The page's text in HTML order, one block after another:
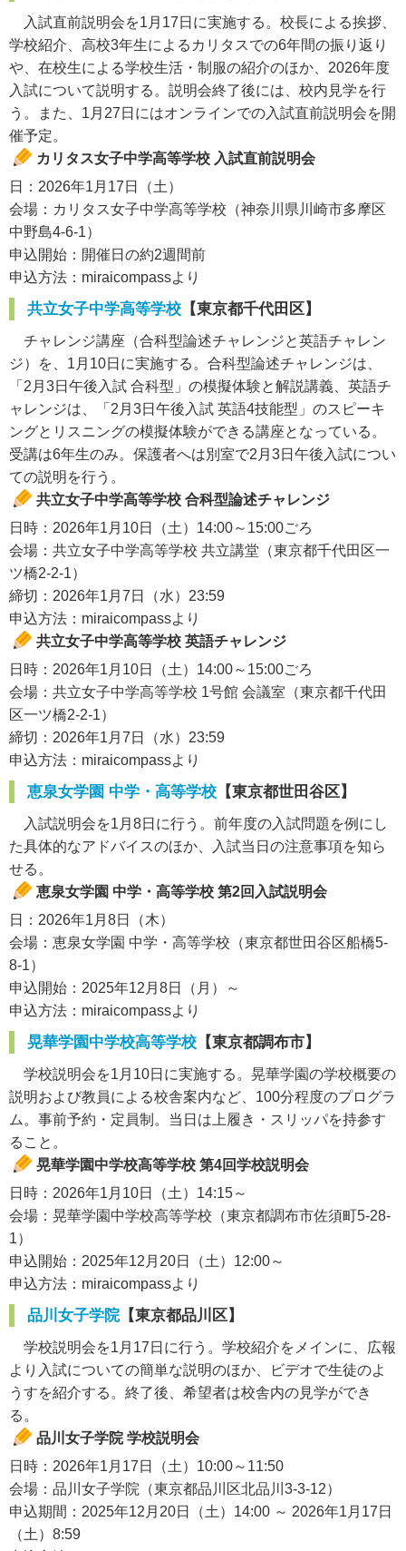
入試直前説明会を1月17日に実施する。校長による挨拶、
学校紹介、高校3年生によるカリタスでの6年間の振り返り
や、在校生による学校生活・制服の紹介のほか、2026年度
入試について説明する。説明会終了後には、校内見学を行
う。また、1月27日にはオンラインでの入試直前説明会を開
催予定。
カリタス女子中学高等学校 入試直前説明会
日：2026年1月17日（土）
会場：カリタス女子中学高等学校（神奈川県川崎市多摩区
中野島4-6-1）
申込開始：開催日の約2週間前
申込方法：miraicompassより
共立女子中学高等学校 【東京都千代田区】
チャレンジ講座（合科型論述チャレンジと英語チャレン
ジ）を、1月10日に実施する。合科型論述チャレンジは、
「2月3日午後入試 合科型」の模擬体験と解説講義、英語チ
ャレンジは、「2月3日午後入試 英語4技能型」のスピーキ
ングとリスニングの模擬体験ができる講座となっている。
受講は6年生のみ。保護者へは別室で2月3日午後入試につい
ての説明を行う。
共立女子中学高等学校 合科型論述チャレンジ
日時：2026年1月10日（土）14:00～15:00ごろ
会場：共立女子中学高等学校 共立講堂（東京都千代田区一
ツ橋2-2-1）
締切：2026年1月7日（水）23:59
申込方法：miraicompassより
共立女子中学高等学校 英語チャレンジ
日時：2026年1月10日（土）14:00～15:00ごろ
会場：共立女子中学高等学校 1号館 会議室（東京都千代田
区一ツ橋2-2-1）
締切：2026年1月7日（水）23:59
申込方法：miraicompassより
恵泉女学園 中学・高等学校 【東京都世田谷区】
入試説明会を1月8日に行う。前年度の入試問題を例にし
た具体的なアドバイスのほか、入試当日の注意事項を知ら
せる。
恵泉女学園 中学・高等学校 第2回入試説明会
日：2026年1月8日（木）
会場：恵泉女学園 中学・高等学校（東京都世田谷区船橋5-
8-1）
申込開始：2025年12月8日（月）～
申込方法：miraicompassより
晃華学園中学校高等学校 【東京都調布市】
学校説明会を1月10日に実施する。晃華学園の学校概要の
説明および教員による校舎案内など、100分程度のプログラ
ム。事前予約・定員制。当日は上履き・スリッパを持参す
ること。
晃華学園中学校高等学校 第4回学校説明会
日時：2026年1月10日（土）14:15～
会場：晃華学園中学校高等学校（東京都調布市佐須町5-28-
1）
申込開始：2025年12月20日（土）12:00～
申込方法：miraicompassより
品川女子学院【東京都品川区】
学校説明会を1月17日に行う。学校紹介をメインに、広報
より入試についての簡単な説明のほか、ビデオで生徒のよ
うすを紹介する。終了後、希望者は校舎内の見学ができ
る。
品川女子学院 学校説明会
日時：2026年1月17日（土）10:00～11:50
会場：品川女子学院（東京都品川区北品川3-3-12）
申込期間：2025年12月20日（土）14:00 ～ 2026年1月17日
（土）8:59